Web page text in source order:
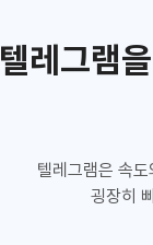
텔레그램
텔레그램은 속
굉장히